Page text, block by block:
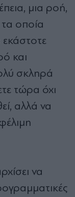
μια ροή,
οποία
και
σκληρά
τώρα όχι
αλλά να
να